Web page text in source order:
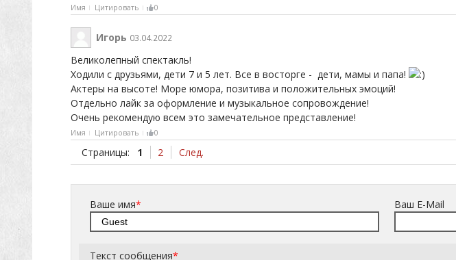
Имя Цитировать 0
Игорь 03.04.2022
Великолепный спектакль!
Ходили с друзьями, дети 7 и 5 лет. Все в восторге - дети, мамы и папа!
Актеры на высоте! Море юмора, позитива и положительных эмоций!
Отдельно лайк за оформление и музыкальное сопровождение!
Очень рекомендую всем это замечательное представление!
Имя Цитировать 0
Страницы: 1 2 След.
Ваше имя* Ваш E-Mail
Текст сообщения*